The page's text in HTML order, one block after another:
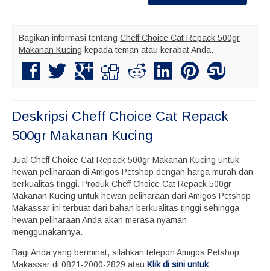
Bagikan informasi tentang Cheff Choice Cat Repack 500gr
Makanan Kucing kepada teman atau kerabat Anda.
Deskripsi Cheff Choice Cat Repack
500gr Makanan Kucing
Jual Cheff Choice Cat Repack 500gr Makanan Kucing untuk
hewan peliharaan di Amigos Petshop dengan harga murah dan
berkualitas tinggi. Produk Cheff Choice Cat Repack 500gr
Makanan Kucing untuk hewan peliharaan dari Amigos Petshop
Makassar ini terbuat dari bahan berkualitas tinggi sehingga
hewan peliharaan Anda akan merasa nyaman
menggunakannya.
Bagi Anda yang berminat, silahkan telepon Amigos Petshop
Makassar di 0821-2000-2829 atau Klik di sini untuk